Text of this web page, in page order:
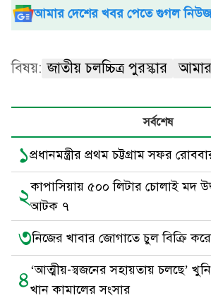
আমার দেশের খবর পেতে গুগল
বিষয়: জাতীয় চলচ্চিত্র পুরস্কার
সর্বশেষ
১প্রধানমন্ত্রীর প্রথম চট্টগ্রাম সফর
২কাপাসিয়ায় ৫০০ লিটার চোলাই মদ
আটক ৭
৩নিজের খাবার জোগাতে চুল বিক্রি
৪‘আত্মীয়-স্বজনের সহায়তায় চলছে’
খান কামালের সংসার